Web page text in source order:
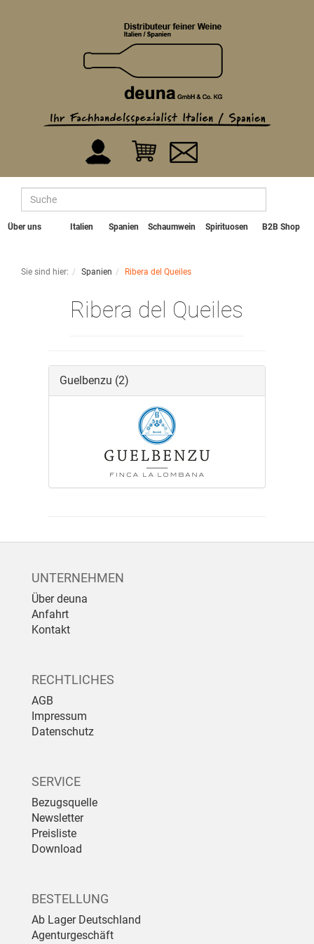
Über uns Italien Spanien Schaumwein Spirituosen B2B Shop
Sie sind hier: Spanien Ribera del Queiles
Ribera del Queiles
Guelbenzu (2)
UNTERNEHMEN
Über deuna
Anfahrt
Kontakt
RECHTLICHES
AGB
Impressum
Datenschutz
SERVICE
Bezugsquelle
Newsletter
Preisliste
Download
BESTELLUNG
Ab Lager Deutschland
Agenturgeschäft